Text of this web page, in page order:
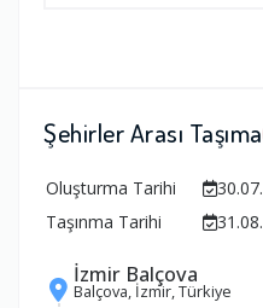
Şehirler Arası Taşıma
Oluşturma Tarihi
Taşınma Tarihi
İzmir Balçova
Balçova, İzmir, Türkiye